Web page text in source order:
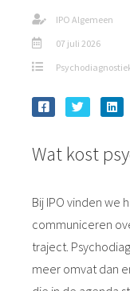
IPO Algemeen
07 juli 2026
Wat kost
Bij IPO vinden we
communiceren
traject.
meer omvat dan